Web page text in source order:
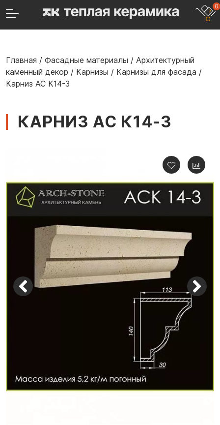
0
Главная / Фасадные материалы / Архитектурный
каменный декор / Карнизы / Карнизы для фасада /
Карниз АС К14-3
КАРНИЗ АС К14-3